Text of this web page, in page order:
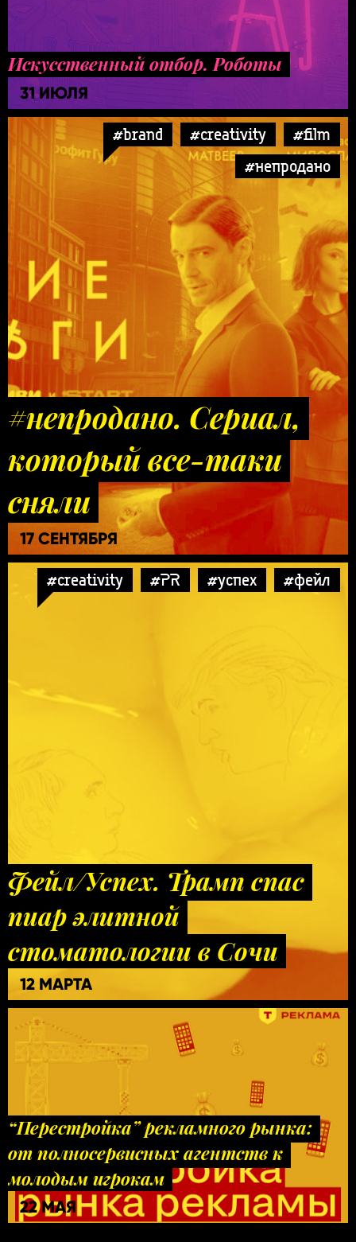
Искусственный отбор. Роботы
31 ИЮЛЯ
#brand #creativity
#film
#непродано
#непродано. Сериал,
который все-таки
сняли
17 СЕНТЯБРЯ
#creativity #PR #успех #фейл
Фейл/Успех. Трамп спас
пиар элитной
стоматологии в Сочи
12 МАРТА
“Перестройка” рекламного рынка:
от полносервисных агентств к
молодым игрокам
22 МАЯ